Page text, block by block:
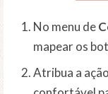
No menu de
mapear os
Atribua a